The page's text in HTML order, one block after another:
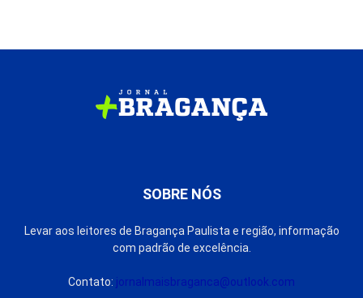
SOBRE NÓS
Levar aos leitores de Bragança Paulista e região, informação
com padrão de excelência.
Contato: jornalmaisbraganca@outlook.com